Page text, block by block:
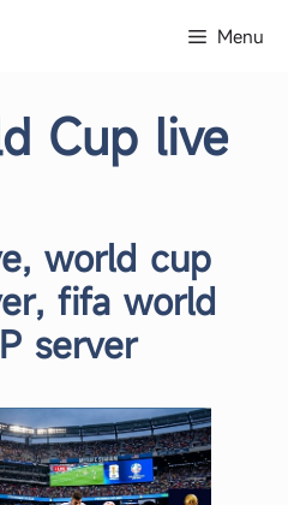
Menu
Cup live
world cup
fifa world
server